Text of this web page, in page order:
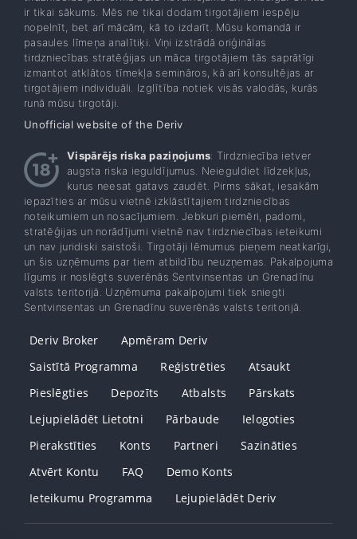
ir tikai sākums. Mēs ne tikai dodam tirgotājiem iespēju
nopelnīt, bet arī mācām, kā to izdarīt. Mūsu komandā ir
pasaules līmeņa analītiķi. Viņi izstrādā oriģinālas
tirdzniecības stratēģijas un māca tirgotājiem tās saprātīgi
izmantot atklātos tīmekļa semināros, kā arī konsultējas ar
tirgotājiem individuāli. Izglītība notiek visās valodās, kurās
runā mūsu tirgotāji.
Unofficial website of the Deriv
Vispārējs riska paziņojums: Tirdzniecība ietver
augsta riska ieguldījumus. Neieguldiet līdzekļus,
kurus neesat gatavs zaudēt. Pirms sākat, iesakām
iepazīties ar mūsu vietnē izklāstītajiem tirdzniecības
noteikumiem un nosacījumiem. Jebkuri piemēri, padomi,
stratēģijas un norādījumi vietnē nav tirdzniecības ieteikumi
un nav juridiski saistoši. Tirgotāji lēmumus pieņem neatkarīgi,
un šis uzņēmums par tiem atbildību neuzņemas. Pakalpojuma
līgums ir noslēgts suverēnās Sentvinsentas un Grenadīnu
valsts teritorijā. Uzņēmuma pakalpojumi tiek sniegti
Sentvinsentas un Grenadīnu suverēnās valsts teritorijā.
Deriv Broker
Apmēram Deriv
Saistītā Programma
Reģistrēties
Atsaukt
Pieslēgties
Depozīts Atbalsts
Pārskats
Lejupielādēt Lietotni
Pārbaude
Ielogoties
Pierakstīties
Konts Partneri
Sazināties
Atvērt Kontu
FAQ
Demo Konts
Ieteikumu Programma
Lejupielādēt Deriv